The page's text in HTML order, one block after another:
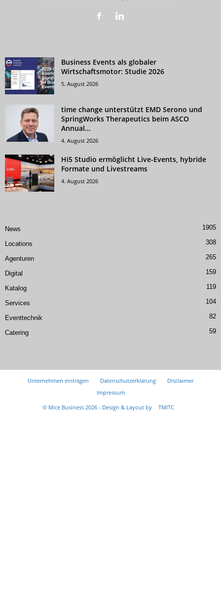
Business Events als globaler
Wirtschaftsmotor: Studie 2026
5. August 2026
time change unterstützt EMD Serono und
SpringWorks Therapeutics beim ASCO
Annual...
4. August 2026
Hi5 Studio ermöglicht Live-Events, hybride
Formate und Livestreams
4. August 2026
News 1905
Locations 308
Agenturen 265
Digital 159
Katalog 119
Services 104
Eventtechnik 82
Catering 59
Unternehmen eintragen Datenschutzerklärung
Disclaimer
Impressum
© Mice Business 2026 - Design & Layout by
TMITC